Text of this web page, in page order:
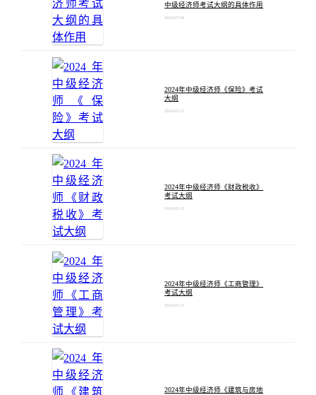
中级经济师考试大纲的具体作用
2024-07-04
2024年中级经济师《保险》考试
大纲
2024-05-13
2024年中级经济师《财政税收》
考试大纲
2024-05-13
2024年中级经济师《工商管理》
考试大纲
2024-05-13
2024年中级经济师《建筑与房地